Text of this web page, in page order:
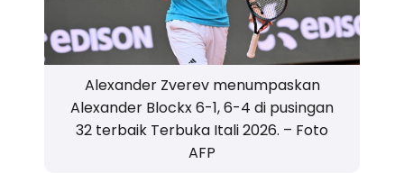
Alexander Zverev menumpaskan
Alexander Blockx 6-1, 6-4 di pusingan
32 terbaik Terbuka Itali 2026. – Foto
AFP